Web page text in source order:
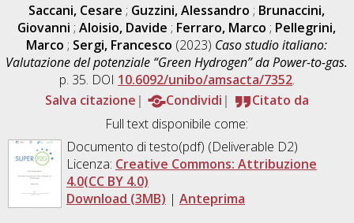
Saccani, Cesare ; Guzzini, Alessandro ; Brunaccini,
Giovanni ;Aloisio, Davide ; Ferraro, Marco ; Pellegrini,
Marco ; Sergi, Francesco (2023) Caso studio italiano:
Valutazione del potenziale “Green Hydrogen” da Power-to-gas.
p. 35. DOI 10.6092/unibo/amsacta/7352.
Salva citazione
Condividi
Citato da
Full text disponibile come:
Documento di testo(pdf) (Deliverable D2)
Licenza: Creative Commons: Attribuzione
4.0(CC BY 4.0)
Download (3MB) | Anteprima